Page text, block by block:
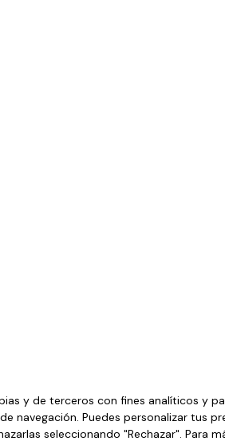
y de terceros con fines analíticos y
navegación. Puedes personalizar tus
seleccionando "Rechazar". Para